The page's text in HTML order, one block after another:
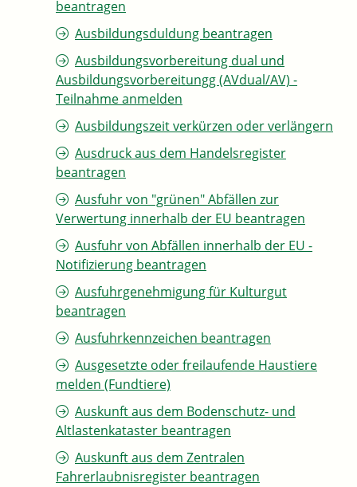
beantragen
Ausbildungsduldung beantragen
Ausbildungsvorbereitung dual und
Ausbildungsvorbereitungg (AVdual/AV) -
Teilnahme anmelden
Ausbildungszeit verkürzen oder verlängern
Ausdruck aus dem Handelsregister
beantragen
Ausfuhr von "grünen" Abfällen zur
Verwertung innerhalb der EU beantragen
Ausfuhr von Abfällen innerhalb der EU -
Notifizierung beantragen
Ausfuhrgenehmigung für Kulturgut
beantragen
Ausfuhrkennzeichen beantragen
Ausgesetzte oder freilaufende Haustiere
melden (Fundtiere)
Auskunft aus dem Bodenschutz- und
Altlastenkataster beantragen
Auskunft aus dem Zentralen
Fahrerlaubnisregister beantragen